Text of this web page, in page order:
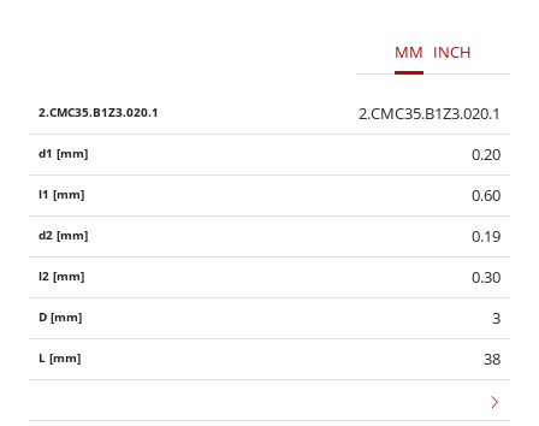
MM INCH
2.CMC35.B1Z3.020.1
0.20
0.60
0.19
0.30
3
38